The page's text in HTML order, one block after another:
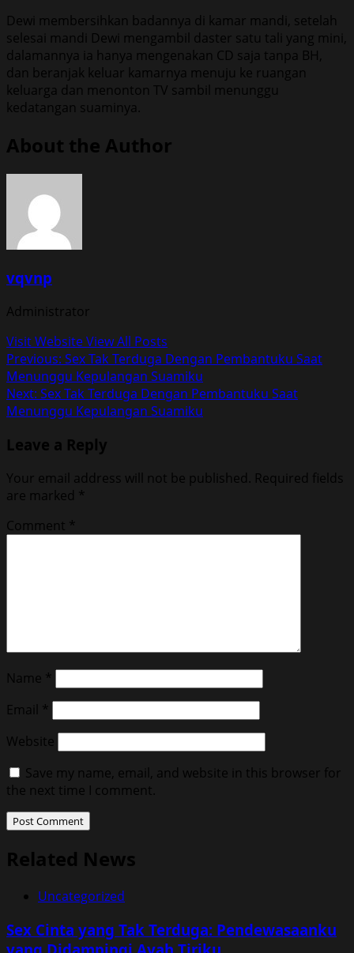
Dewi membersihkan badannya di kamar mandi, setelah
selesai mandi Dewi mengambil daster satu tali yang mini,
dalamannya ia hanya mengenakan CD saja tanpa BH,
dan beranjak keluar kamarnya menuju ke ruangan
keluarga dan menonton TV sambil menunggu
kedatangan suaminya.
About the Author
vqvnp
Administrator
Visit WebsiteView All Posts
Post
navigation
Previous: Sex Tak Terduga Dengan Pembantuku Saat
Menunggu Kepulangan Suamiku
Next: Sex Tak Terduga Dengan Pembantuku Saat
Menunggu Kepulangan Suamiku
Leave a Reply
Your email address will not be published. Required fields
are marked *
Comment *
Name *
Email
*
Website
Save my name, email, and website in this browser for
the next time I comment.
Related News
Uncategorized
Sex Cinta yang Tak Terduga: Pendewasaanku